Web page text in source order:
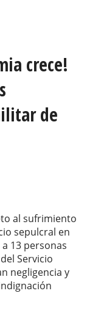
crece!
de
al sufrimiento
sepulcral en
13 personas
Servicio
negligencia y